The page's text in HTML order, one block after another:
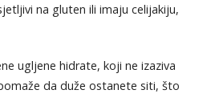
na gluten ili imaju celijakiju,
ugljene hidrate, koji ne izaziva
da duže ostanete siti, što